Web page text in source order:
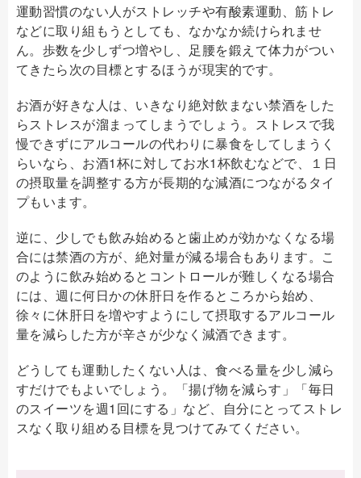
運動習慣のない人がストレッチや有酸素運動、筋トレ
などに取り組もうとしても、なかなか続けられませ
ん。歩数を少しずつ増やし、足腰を鍛えて体力がつい
てきたら次の目標とするほうが現実的です。
お酒が好きな人は、いきなり絶対飲まない禁酒をした
らストレスが溜まってしまうでしょう。ストレスで我
慢できずにアルコールの代わりに暴食をしてしまうく
らいなら、お酒1杯に対してお水1杯飲むなどで、１日
の摂取量を調整する方が長期的な減酒につながるタイ
プもいます。
逆に、少しでも飲み始めると歯止めが効かなくなる場
合には禁酒の方が、絶対量が減る場合もあります。こ
のように飲み始めるとコントロールが難しくなる場合
には、週に何日かの休肝日を作るところから始め、
徐々に休肝日を増やすようにして摂取するアルコール
量を減らした方が辛さが少なく減酒できます。
どうしても運動したくない人は、食べる量を少し減ら
すだけでもよいでしょう。「揚げ物を減らす」「毎日
のスイーツを週1回にする」など、自分にとってストレ
スなく取り組める目標を見つけてみてください。